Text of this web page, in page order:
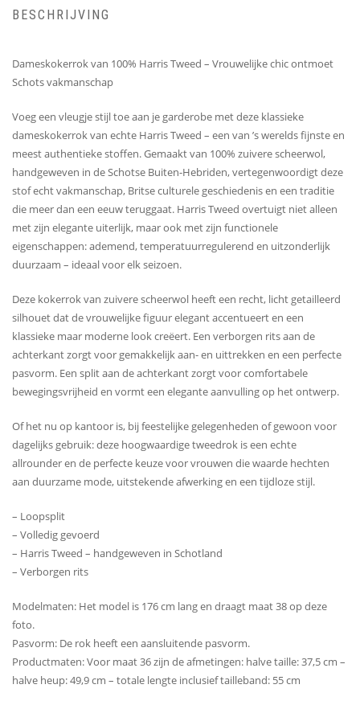
BESCHRIJVING
Dameskokerrok van 100% Harris Tweed – Vrouwelijke chic ontmoet
Schots vakmanschap
Voeg een vleugje stijl toe aan je garderobe met deze klassieke
dameskokerrok van echte Harris Tweed – een van ’s werelds fijnste en
meest authentieke stoffen. Gemaakt van 100% zuivere scheerwol,
handgeweven in de Schotse Buiten-Hebriden, vertegenwoordigt deze
stof echt vakmanschap, Britse culturele geschiedenis en een traditie
die meer dan een eeuw teruggaat. Harris Tweed overtuigt niet alleen
met zijn elegante uiterlijk, maar ook met zijn functionele
eigenschappen: ademend, temperatuurregulerend en uitzonderlijk
duurzaam – ideaal voor elk seizoen.
Deze kokerrok van zuivere scheerwol heeft een recht, licht getailleerd
silhouet dat de vrouwelijke figuur elegant accentueert en een
klassieke maar moderne look creëert. Een verborgen rits aan de
achterkant zorgt voor gemakkelijk aan- en uittrekken en een perfecte
pasvorm. Een split aan de achterkant zorgt voor comfortabele
bewegingsvrijheid en vormt een elegante aanvulling op het ontwerp.
Of het nu op kantoor is, bij feestelijke gelegenheden of gewoon voor
dagelijks gebruik: deze hoogwaardige tweedrok is een echte
allrounder en de perfecte keuze voor vrouwen die waarde hechten
aan duurzame mode, uitstekende afwerking en een tijdloze stijl.
– Loopsplit
– Volledig gevoerd
– Harris Tweed – handgeweven in Schotland
– Verborgen rits
Modelmaten: Het model is 176 cm lang en draagt ​​maat 38 op deze
foto.
Pasvorm: De rok heeft een aansluitende pasvorm.
Productmaten: Voor maat 36 zijn de afmetingen: halve taille: 37,5 cm –
halve heup: 49,9 cm – totale lengte inclusief tailleband: 55 cm